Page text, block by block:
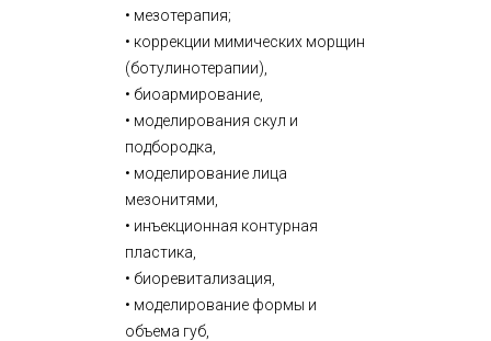
• мезотерапия;
• коррекции мимических морщин
(ботулинотерапии),
• биоармирование,
• моделирования скул и
подбородка,
• моделирование лица
мезонитями,
• инъекционная контурная
пластика,
• биоревитализация,
• моделирование формы и
объема губ,